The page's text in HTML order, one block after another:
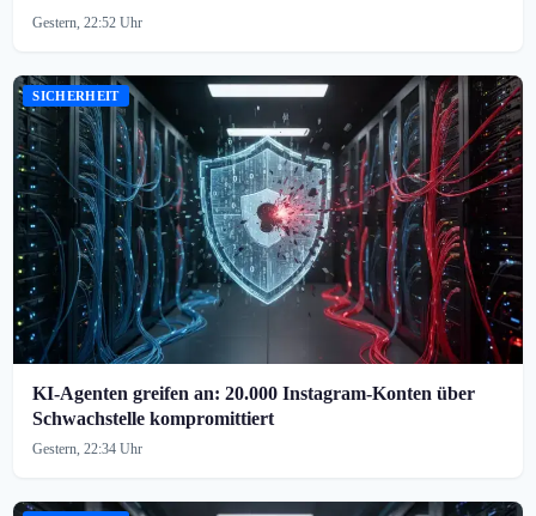
Gestern, 22:52 Uhr
SICHERHEIT
KI-Agenten greifen an: 20.000 Instagram-Konten über
Schwachstelle kompromittiert
Gestern, 22:34 Uhr